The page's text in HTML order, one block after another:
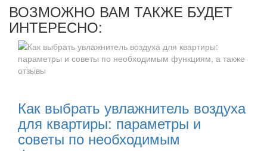
ВОЗМОЖНО ВАМ ТАКЖЕ БУДЕТ
ИНТЕРЕСНО:
Как выбрать увлажнитель воздуха
для квартиры: параметры и
советы по необходимым